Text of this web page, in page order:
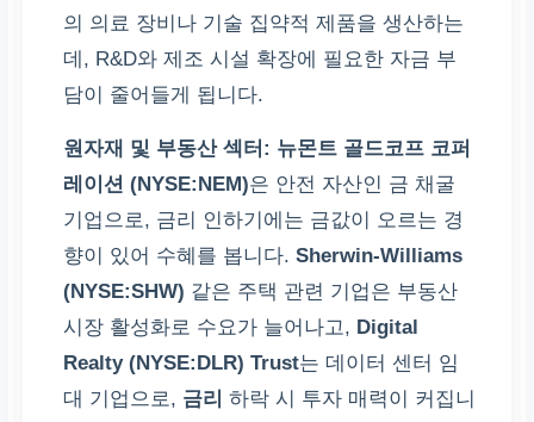
의 의료 장비나 기술 집약적 제품을 생산하는
데, R&D와 제조 시설 확장에 필요한 자금 부
담이 줄어들게 됩니다.
원자재 및 부동산 섹터: 뉴몬트 골드코프 코퍼
레이션 (NYSE:NEM)은 안전 자산인 금 채굴
기업으로, 금리 인하기에는 금값이 오르는 경
향이 있어 수혜를 봅니다.Sherwin-Williams
(NYSE:SHW) 같은 주택 관련 기업은 부동산
시장 활성화로 수요가 늘어나고, Digital
Realty (NYSE:DLR) Trust는 데이터 센터 임
대 기업으로, 금리 하락 시 투자 매력이 커집니